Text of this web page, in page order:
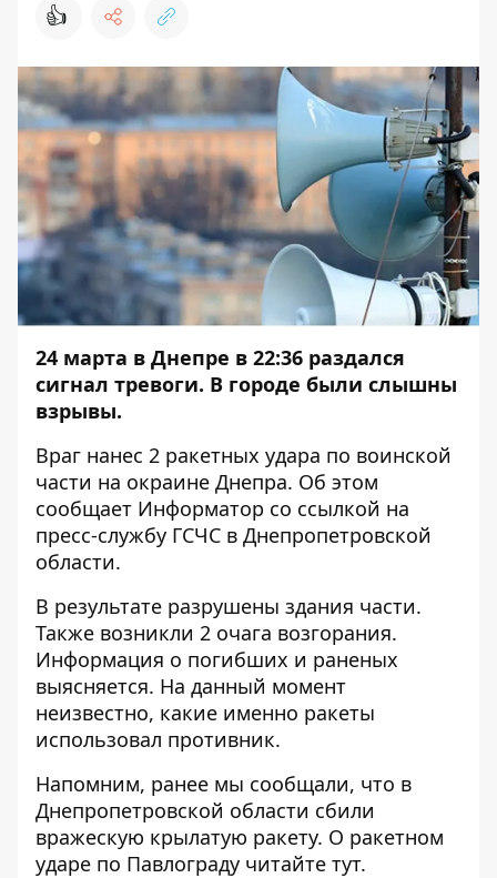
👍
24 марта в Днепре в 22:36 раздался
сигнал тревоги. В городе были слышны
взрывы.
Враг нанес 2 ракетных удара по воинской
части на окраине Днепра. Об этом
сообщает Информатор со ссылкой на
пресс-службу ГСЧС в Днепропетровской
области.
В результате разрушены здания части.
Также возникли 2 очага возгорания.
Информация о погибших и раненых
выясняется. На данный момент
неизвестно, какие именно ракеты
использовал противник.
Напомним, ранее мы сообщали, что в
Днепропетровской области сбили
вражескую крылатую ракету. О ракетном
ударе по Павлограду читайте тут.